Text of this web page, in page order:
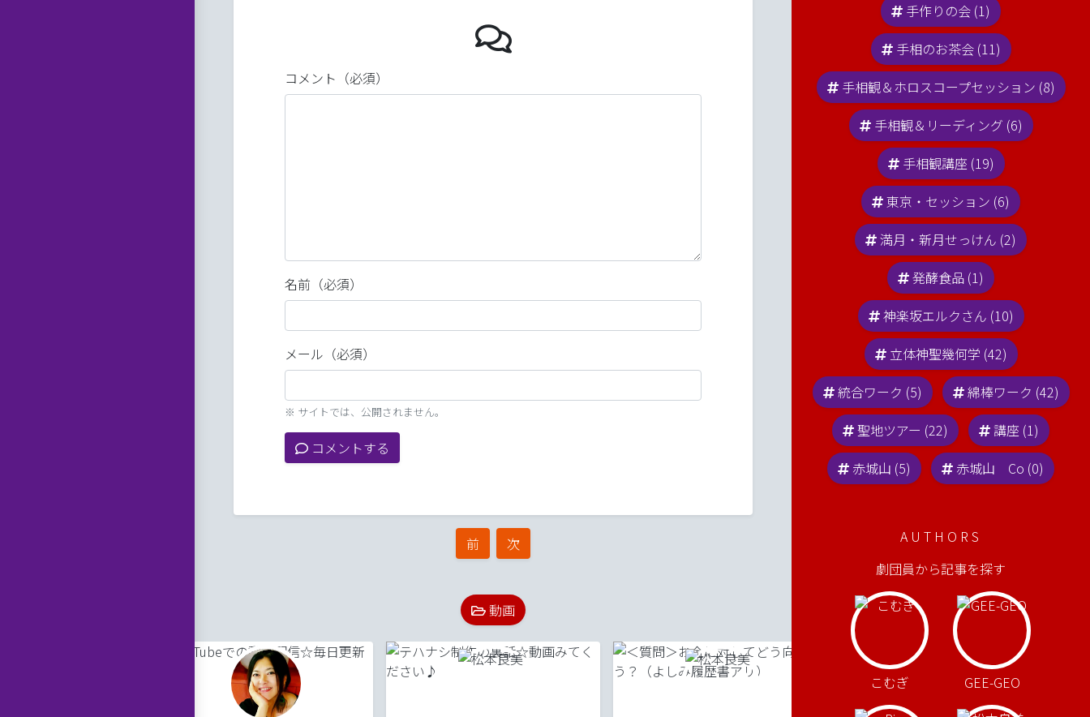
Youtubeでオハナシしてます☆のコメ
コメント（必須）
名前（必須）
メール（必須）
※ サイトでは、公開されません。
コメントする
前 次
動画
手作りの会 (1)
手相のお茶会 (11)
手相観＆ホロスコープセッション (8)
手相観＆リーディング (6)
手相観講座 (19)
東京・セッション (6)
満月・新月せっけん (2)
発酵食品 (1)
神楽坂エルクさん (10)
立体神聖幾何学 (42)
統合ワーク (5)
綿棒ワーク (42)
聖地ツアー (22)
講座 (1)
赤城山 (5)
赤城山 Co (0)
AUTHORS
劇団員から記事を探す
こむぎ GEE-GEO